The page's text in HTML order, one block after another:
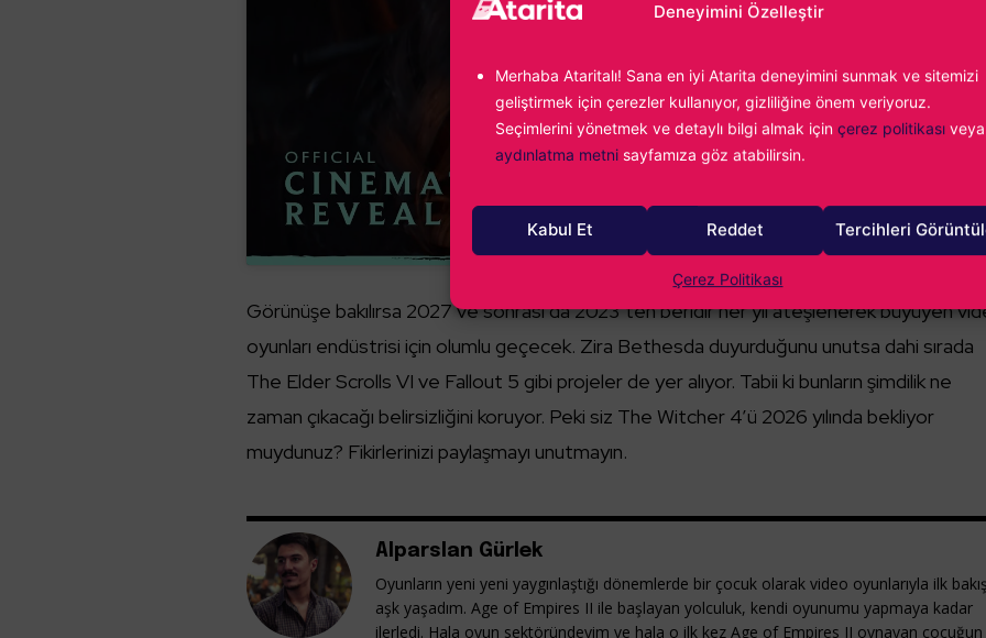
Deneyimini Özelleştir
Merhaba Ataritalı! Sana en iyi Atarita deneyimini sunmak ve sitemizi
geliştirmek için çerezler kullanıyor, gizliliğine önem veriyoruz.
Seçimlerini yönetmek ve detaylı bilgi almak için çerez politikası veya
aydınlatma metni sayfamıza göz atabilirsin.
Kabul Et Reddet Tercihleri
Çerez Politikası
Görünüşe bakılırsa 2027 ve sonrası da 2023’ten beridir her yıl ateşlenerek büyüyen
oyunları endüstrisi için olumlu geçecek. Zira Bethesda duyurduğunu unutsa dahi sırada
The Elder Scrolls VI ve Fallout 5 gibi projeler de yer alıyor. Tabii ki bunların şimdilik ne
zaman çıkacağı belirsizliğini koruyor. Peki siz The Witcher 4’ü 2026 yılında bekliyor
muydunuz? Fikirlerinizi paylaşmayı unutmayın.
Alparslan Gürlek
Oyunların yeni yeni yaygınlaştığı dönemlerde bir çocuk olarak video oyunlarıyla ilk
aşk yaşadım. Age of Empires II ile başlayan yolculuk, kendi oyunumu yapmaya kadar
ilerledi. Hala oyun sektöründeyim ve hala o ilk kez Age of Empires II oynayan çocuğun